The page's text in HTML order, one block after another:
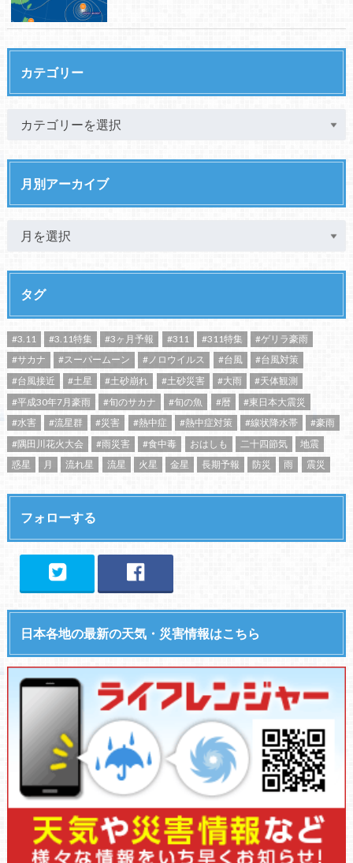
カテゴリー
月別アーカイブ
タグ
#3.11 #3.11特集 #3ヶ月予報 #311 #311特集
#ゲリラ豪雨
#サカナ
#スーパームーン #ノロウイルス #台風
#台風対策
#台風接近
#土星 #土砂崩れ #土砂災害 #大雨
#天体観測
#平成30年7月豪雨
#旬のサカナ #旬の魚 #暦
#東日本大震災
#水害
#流星群 #災害 #熱中症 #熱中症対策 #線状降水帯
#豪雨
#隅田川花火大会
#雨災害 #食中毒 おはしも 二十四節気
地震
惑星
月 流れ星 流星 火星 金星 長期予報 防災 雨 震災
フォローする
日本各地の最新の天気・災害情報はこちら